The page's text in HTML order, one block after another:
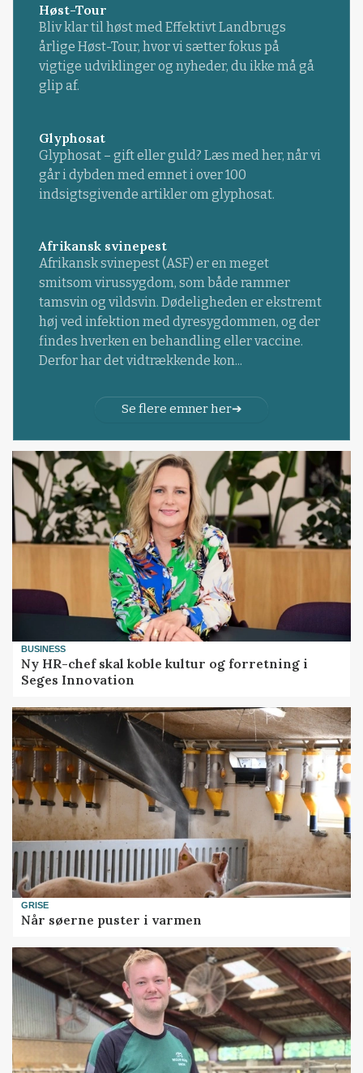
Høst-Tour
Bliv klar til høst med Effektivt Landbrugs
årlige Høst-Tour, hvor vi sætter fokus på
vigtige udviklinger og nyheder, du ikke må gå
glip af.
Glyphosat
Glyphosat – gift eller guld? Læs med her, når vi
går i dybden med emnet i over 100
indsigtsgivende artikler om glyphosat.
Afrikansk svinepest
Afrikansk svinepest (ASF) er en meget
smitsom virussygdom, som både rammer
tamsvin og vildsvin. Dødeligheden er ekstremt
høj ved infektion med dyresygdommen, og der
findes hverken en behandling eller vaccine.
Derfor har det vidtrækkende kon...
Se flere emner her
BUSINESS
Ny HR-chef skal koble kultur og forretning i
Seges Innovation
GRISE
Når søerne puster i varmen